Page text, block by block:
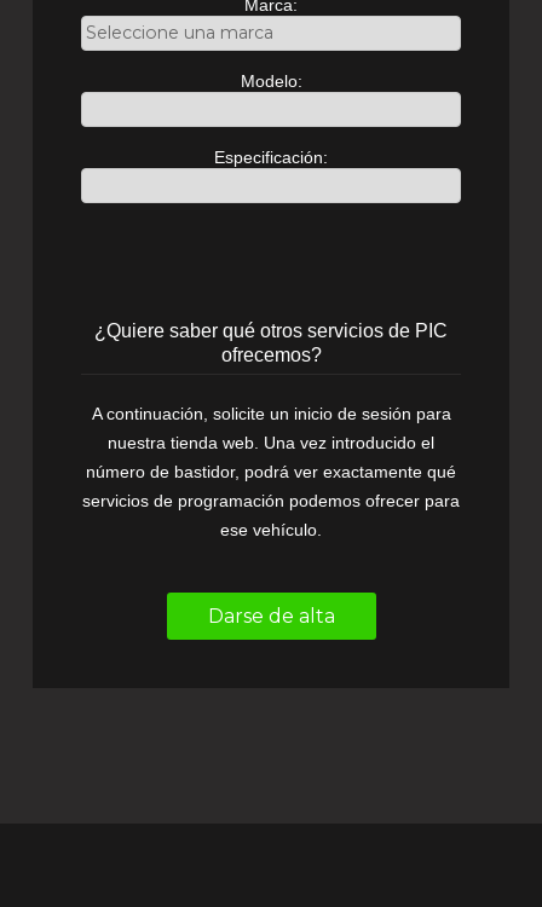
Marca:
Modelo:
Especificación:
¿Quiere saber qué otros servicios de PIC
ofrecemos?
A continuación, solicite un inicio de sesión para
nuestra tienda web. Una vez introducido el
número de bastidor, podrá ver exactamente qué
servicios de programación podemos ofrecer para
ese vehículo.
Darse de alta